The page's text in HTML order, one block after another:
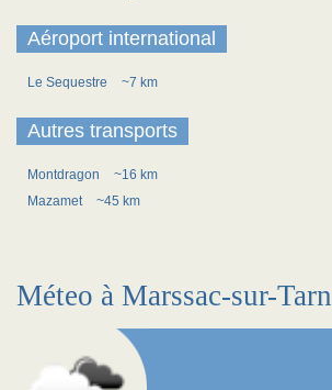
Aéroport international
Le Sequestre ~7 km
Autres transports
Montdragon
~16 km
Mazamet
~45 km
Méteo à Marssac-sur-Tarn